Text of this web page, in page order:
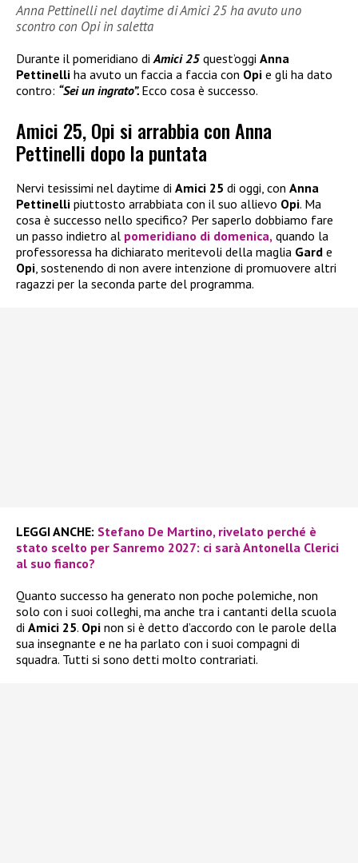
Anna Pettinelli nel daytime di Amici 25 ha avuto uno
scontro con Opi in saletta
Durante il pomeridiano diAmici 25 quest’oggi Anna
Pettinelli ha avuto un faccia a faccia con Opi e gli ha dato
contro: “Sei un ingrato”. Ecco cosa è successo.
Amici 25, Opi si arrabbia con Anna
Pettinelli dopo la puntata
Nervi tesissimi nel daytime di Amici 25 di oggi, con Anna
Pettinelli piuttosto arrabbiata con il suo allievo Opi. Ma
cosa è successo nello specifico? Per saperlo dobbiamo fare
un passo indietro al pomeridiano di domenica, quando la
professoressa ha dichiarato meritevoli della maglia Gard e
Opi, sostenendo di non avere intenzione di promuovere altri
ragazzi per la seconda parte del programma.
LEGGI ANCHE: Stefano De Martino, rivelato perché è
stato scelto per Sanremo 2027: ci sarà Antonella Clerici
al suo fianco?
Quanto successo ha generato non poche polemiche, non
solo con i suoi colleghi, ma anche tra i cantanti della scuola
di Amici 25. Opi non si è detto d’accordo con le parole della
sua insegnante e ne ha parlato con i suoi compagni di
squadra. Tutti si sono detti molto contrariati.